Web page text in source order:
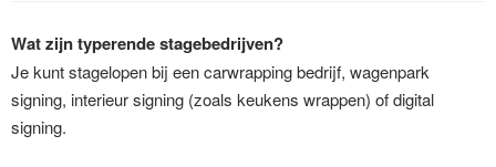
Wat zijn typerende stagebedrijven?
Je kunt stagelopen bij een carwrapping bedrijf, wagenpark
signing, interieur signing (zoals keukens wrappen) of digital
signing.